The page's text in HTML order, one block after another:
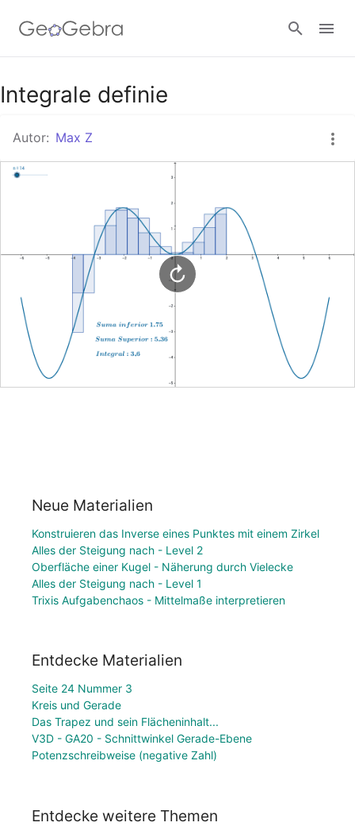
Google Classroom
GeoGebra Classroom
Anmelden
Integrale definie
Autor: Max Z
Neue Materialien
Konstruieren das Inverse eines Punktes mit einem Zirkel
Alles der Steigung nach - Level 2
Oberfläche einer Kugel - Näherung durch Vielecke
Alles der Steigung nach - Level 1
Trixis Aufgabenchaos - Mittelmaße interpretieren
Entdecke Materialien
Seite 24 Nummer 3
Kreis und Gerade
Das Trapez und sein Flächeninhalt...
V3D - GA20 - Schnittwinkel Gerade-Ebene
Potenzschreibweise (negative Zahl)
Entdecke weitere Themen